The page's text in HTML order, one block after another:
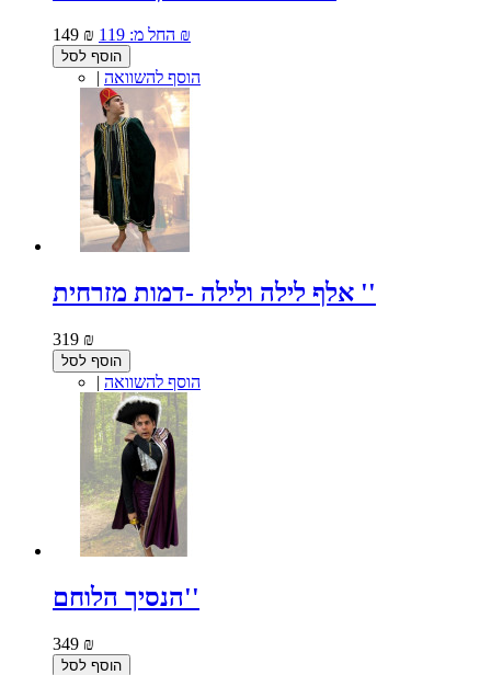
149 ₪ החל מ: 119 ₪
הוסף לסל
| הוסף להשוואה
אלף לילה ולילה -דמות מזרחית ''
319 ₪
הוסף לסל
| הוסף להשוואה
הנסיך הלוחם''
349 ₪
הוסף לסל